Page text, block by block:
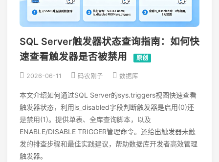
SQL Server触发器状态查询指南：如何快
速查看触发器是否被禁用
原创
2026-06-11 码农刚子 数据库
本文介绍如何通过SQL Server的sys.triggers视图快速查看
触发器状态，利用is_disabled字段判断触发器是启用(0)还
是禁用(1)。提供单表、全库查询脚本，以及
ENABLE/DISABLE TRIGGER管理命令。还给出触发器未触
发的排查步骤和最佳实践建议，帮助数据库开发者高效管理
触发器。